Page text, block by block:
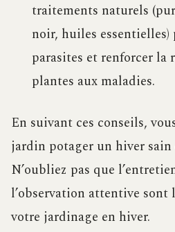
traitements naturels
noir, huiles
parasites et renforcer la
plantes aux maladies.
En suivant ces conseils,
jardin potager un hiver
N’oubliez pas que
l’observation attentive sont
votre jardinage en hiver.